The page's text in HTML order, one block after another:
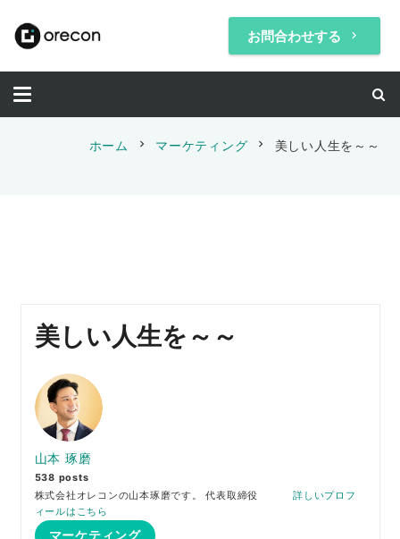
お問合わせする keyboard_arrow_right
ホーム chevron_right マーケティング chevron_right 美しい人生を～～
美しい人生を～～
山本 琢磨
538 posts
株式会社オレコンの山本琢磨です。 代表取締役 詳しいプロフ
ィールはこちら
マーケティング